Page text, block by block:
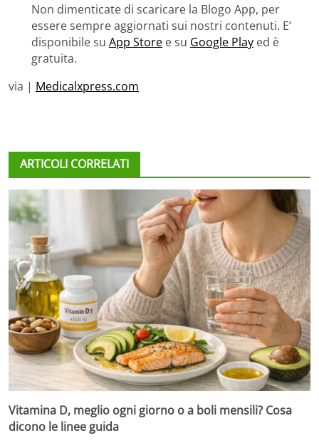
Non dimenticate di scaricare la Blogo App, per
essere sempre aggiornati sui nostri contenuti. E’
disponibile su App Store e su Google Play ed è
gratuita.
via | Medicalxpress.com
ARTICOLI CORRELATI
Vitamina D, meglio ogni giorno o a boli mensili? Cosa
dicono le linee guida